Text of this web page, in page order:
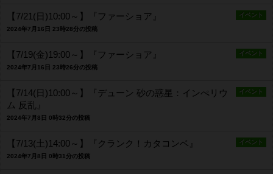
イベント
【7/21(日)10:00～】『ファーショア』
2024年7月16日 23時28分の投稿
イベント
【7/19(金)19:00～】『ファーショア』
2024年7月16日 23時26分の投稿
イベント
【7/14(日)10:00～】『デューン 砂の惑星：インぺリウ
ム 反乱』
2024年7月8日 0時32分の投稿
イベント
【7/13(土)14:00～】『クランク！カタコンベ』
2024年7月8日 0時31分の投稿